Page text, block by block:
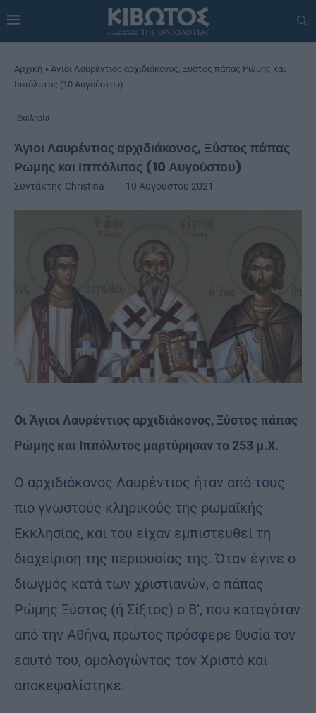
Αρχική » Άγιοι Λαυρέντιος αρχιδιάκονος, Ξύστος πάπας Ρώμης και
Ιππόλυτος (10 Αυγούστου)
Εκκλησία
Άγιοι Λαυρέντιος αρχιδιάκονος, Ξύστος πάπας
Ρώμης και Ιππόλυτος (10 Αυγούστου)
Συντάκτης Christina 10 Αυγούστου 2021
Οι Άγιοι Λαυρέντιος αρχιδιάκονος, Ξύστος πάπας
Ρώμης και Ιππόλυτος μαρτύρησαν το 253 μ.Χ.
Ο αρχιδιάκονος Λαυρέντιος ήταν από τους
πιο γνωστούς κληρικούς της ρωμαϊκής
Εκκλησίας, και του είχαν εμπιστευθεί τη
διαχείριση της περιουσίας της. Όταν έγινε ο
διωγμός κατά των χριστιανών, ο πάπας
Ρώμης Ξύστος (ή Σίξτος) ο Β’, που καταγόταν
από την Αθήνα, πρώτος πρόσφερε θυσία τον
εαυτό του, ομολογώντας τον Χριστό και
αποκεφαλίστηκε.